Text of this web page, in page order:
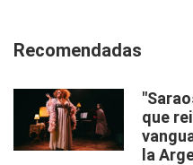
Recomendadas
que
la